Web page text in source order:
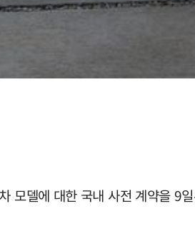
델에 대한 국내 사전 계약을 9